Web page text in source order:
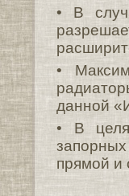
• В
•
данной
• В
прямой и